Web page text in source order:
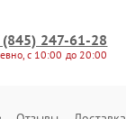
(845) 247-61-28
с 10:00 до 20:00